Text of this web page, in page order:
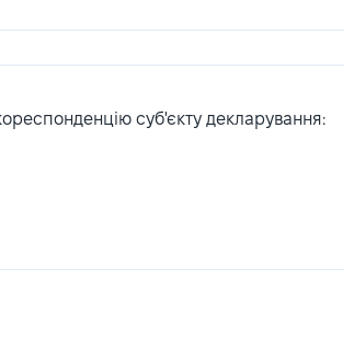
суб'єкту декларування: